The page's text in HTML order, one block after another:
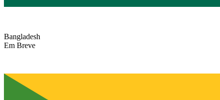
Bangladesh
Em Breve